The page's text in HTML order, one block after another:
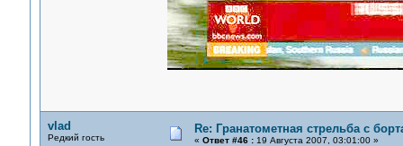
vlad
Редкий гость
Re: Гранатометная стрельба с
« Ответ #46 :19 Августа 2007, 03:01:00 »